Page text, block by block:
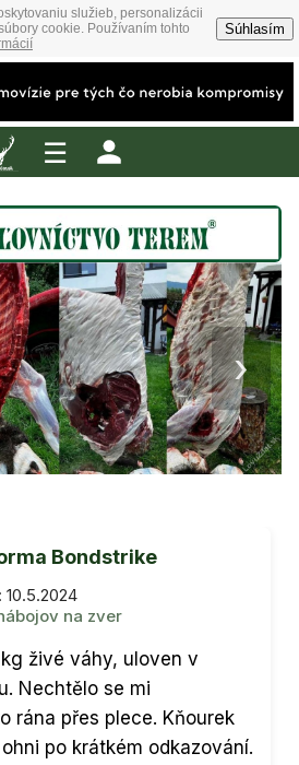
služieb, personalizácii
cookie. Používaním tohto
Súhlasím
☰
›
Bondstrike
10.5.2024
na zver
živé váhy, uloven v
Nechtělo se mi
rána přes plece. Kňourek
po krátkém odkazování.